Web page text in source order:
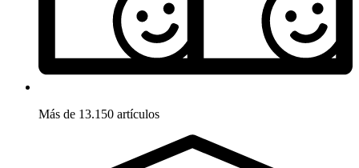
Más de 13.150 artículos